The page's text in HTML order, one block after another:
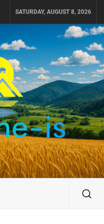
SATURDAY, AUGUST 8, 2026